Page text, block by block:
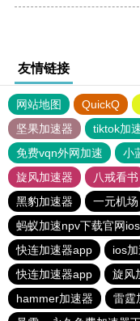
友情链接
网站地图 QuickQ
坚果加速器
tiktok加
免费vqn外网加速
小
旋风加速器
八戒看书
黑豹加速器
一元机场
蚂蚁加速npv下载官网ios
快连加速器app
ios
快连加速器app
旋风
hammer加速器
雷霆